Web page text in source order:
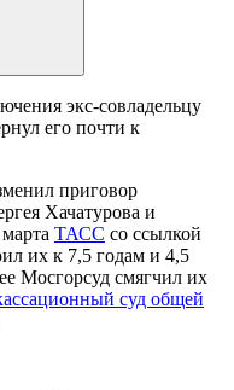
экс-совладельцу
его почти к
приговор
Хачатурова и
ТАСС со ссылкой
их к 7,5 годам и 4,5
Мосгорсуд смягчил их
суд общей